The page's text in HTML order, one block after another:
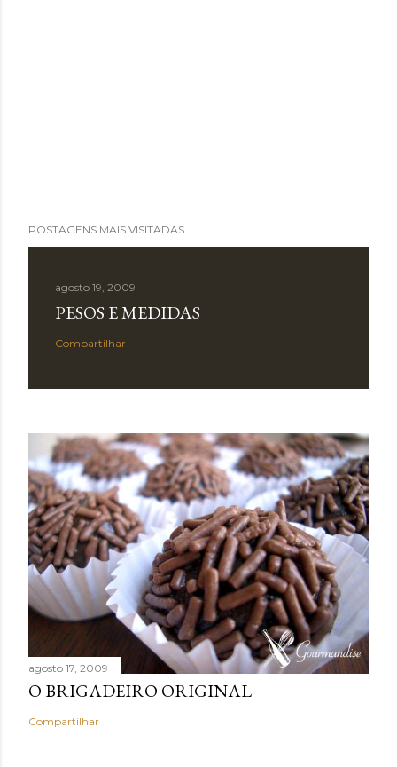
POSTAGENS MAIS VISITADAS
agosto 19, 2009
PESOS E MEDIDAS
Compartilhar
agosto 17, 2009
O BRIGADEIRO ORIGINAL
Compartilhar